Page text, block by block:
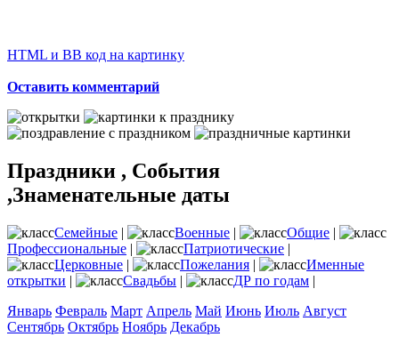
HTML и BB код на картинку
Оставить комментарий
Праздники , События
,Знаменательные даты
Семейные | Военные | Общие |
Профессиональные | Патриотические |
Церковные | Пожелания |
Именные
открытки | Свадьбы | ДР по годам |
Январь Февраль Март Апрель Май Июнь Июль Август
Сентябрь Октябрь Ноябрь Декабрь